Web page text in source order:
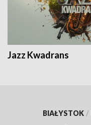
Jazz Kwadrans
BIAŁYSTOK /